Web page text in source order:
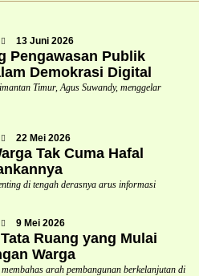
13 Juni 2026
Pengawasan Publik
Demokrasi Digital
Timur, Agus Suwandy, menggelar
22 Mei 2026
Tak Cuma Hafal
di tengah derasnya arus informasi
9 Mei 2026
Ruang yang Mulai
Warga
arah pembangunan berkelanjutan di